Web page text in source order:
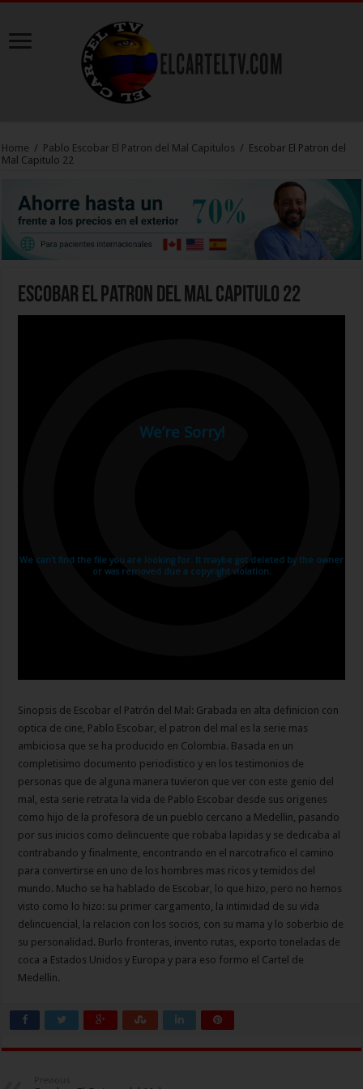
Home / Pablo Escobar El Patron del Mal Capitulos / Escobar El Patron del
Mal Capitulo 22
Escobar El Patron del Mal Capitulo 22
Sinopsis de Escobar el Patrón del Mal: Grabada en alta definicion con
optica de cine, Pablo Escobar, el patron del mal es la serie mas
ambiciosa que se ha producido en Colombia. Basada en un
completisimo documento periodistico y en los testimonios de
personas que de alguna manera tuvieron que ver con este genio del
mal, esta serie retrata la vida de Pablo Escobar desde sus origenes
como hijo de la profesora de un pueblo cercano a Medellin, pasando
por sus inicios como delincuente que robaba lapidas y se dedicaba al
contrabando y finalmente, encontrando en el narcotrafico el camino
para convertirse en uno de los hombres mas ricos y temidos del
mundo. Mucho se ha hablado de Escobar, lo que hizo, pero no hemos
visto como lo hizo: su primer cargamento, la intimidad de su vida
delincuencial, la relacion con los socios, con su mama y lo soberbio de
su personalidad. Burlo fronteras, invento rutas, exporto toneladas de
coca a Estados Unidos y Europa y para eso formo el Cartel de
Medellin.